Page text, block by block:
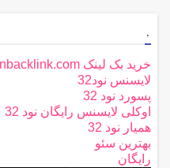
.
خرید بک لینک behtarinbacklink.com
لایسنس نود32
پسورد نود 32
اوکلی لایسنس رایگان نود 32
همیار نود 32
بهترین سئو
رایگان